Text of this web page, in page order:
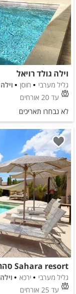
וילה גולד רויאל
גליל מערבי חוסן
וילה 5 חדרים
עד 20 אורחים
לא נבחרו תאריכים
Sahara resort סהרה ריזורט
גליל מערבי ירכא
וילה 5 חדרים
עד 25 אורחים